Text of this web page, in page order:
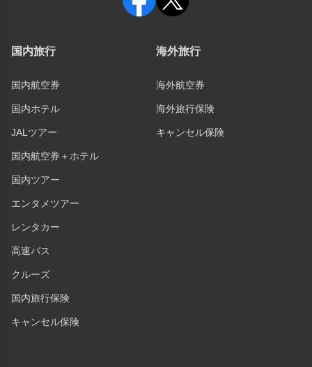
国内旅行
国内航空券
国内ホテル
JALツアー
国内航空券＋ホテル
国内ツアー
エンタメツアー
レンタカー
高速バス
クルーズ
国内旅行保険
キャンセル保険
海外旅行
海外航空券
海外旅行保険
キャンセル保険